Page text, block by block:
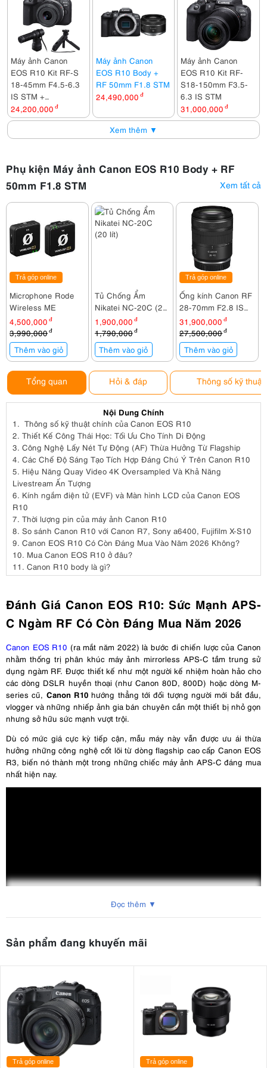
Máy ảnh Canon
EOS R10 Kit RF-S
18-45mm F4.5-6.3
IS STM +
Microphone Canon
DM-E100 + Báng
24,200,000 đ
Máy ảnh Canon
EOS R10 Body +
RF 50mm F1.8 STM
24,490,000 đ
Máy ảnh Canon
EOS R10 Kit RF-
S18-150mm F3.5-
6.3 IS STM
31,000,000 đ
Xem thêm ▼
Phụ kiện Máy ảnh Canon EOS R10 Body + RF
50mm F1.8 STM
Xem tất cả
Trả góp online
Microphone Rode
Wireless ME
4,500,000 đ
3,990,000đ
Thêm vào giỏ
Tủ Chống Ẩm
Nikatei NC-20C (20
lít)
1,900,000 đ
1,790,000 đ
Thêm vào giỏ
Trả góp online
Ống kính Canon RF
28-70mm F2.8 IS
STM
31,900,000 đ
27,500,000đ
Thêm vào giỏ
Tổng quan Hỏi & đáp Thông số kỹ thuật
Nội Dung Chính
1. Thông số kỹ thuật chính của Canon EOS R10
2. Thiết Kế Công Thái Học: Tối Ưu Cho Tính Di Động
3. Công Nghệ Lấy Nét Tự Động (AF) Thừa Hưởng Từ Flagship
4. Các Chế Độ Sáng Tạo Tích Hợp Đáng Chú Ý Trên Canon R10
5. Hiệu Năng Quay Video 4K Oversampled Và Khả Năng
Livestream Ấn Tượng
6. Kính ngắm điện tử (EVF) và Màn hình LCD của Canon EOS
R10
7. Thời lượng pin của máy ảnh Canon R10
8. So sánh Canon R10 với Canon R7, Sony a6400, Fujifilm X-S10
9. Canon EOS R10 Có Còn Đáng Mua Vào Năm 2026 Không?
10. Mua Canon EOS R10 ở đâu?
11. Canon R10 body là gì?
Đánh Giá Canon EOS R10: Sức Mạnh APS-
C Ngàm RF Có Còn Đáng Mua Năm 2026
Canon EOS R10 (ra mắt năm 2022) là bước đi chiến lược của Canon
nhằm thống trị phân khúc máy ảnh mirrorless APS-C tầm trung sử
dụng ngàm RF. Được thiết kế như một người kế nhiệm hoàn hảo cho
các dòng DSLR huyền thoại (như Canon 80D, 800D) hoặc dòng M-
series cũ, Canon R10 hướng thẳng tới đối tượng người mới bắt đầu,
vlogger và những nhiếp ảnh gia bán chuyên cần một thiết bị nhỏ gọn
nhưng sở hữu sức mạnh vượt trội.
Dù có mức giá cực kỳ tiếp cận, mẫu máy này vẫn được ưu ái thừa
hưởng những công nghệ cốt lõi từ dòng flagship cao cấp Canon EOS
R3, biến nó thành một trong những chiếc máy ảnh APS-C đáng mua
nhất hiện nay.
Đọc thêm ▼
Sản phẩm đang khuyến mãi
Trả góp online Trả góp online